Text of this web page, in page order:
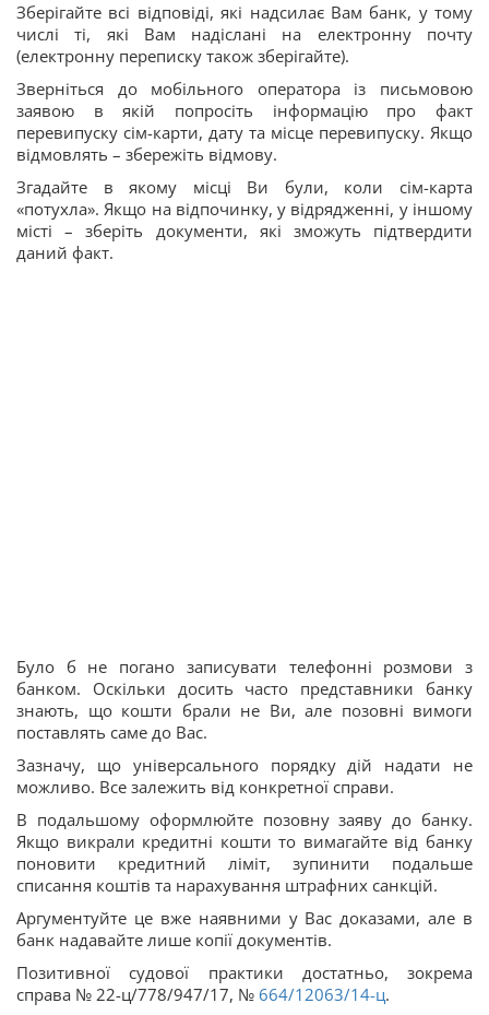
Зберігайте всі відповіді, які надсилає Вам банк, у тому
числі ті, які Вам надіслані на електронну почту
(електронну переписку також зберігайте).
Зверніться до мобільного оператора із письмовою
заявою в якій попросіть інформацію про факт
перевипуску сім-карти, дату та місце перевипуску. Якщо
відмовлять – збережіть відмову.
Згадайте в якому місці Ви були, коли сім-карта
«потухла». Якщо на відпочинку, у відрядженні, у іншому
місті – зберіть документи, які зможуть підтвердити
даний факт.
Було б не погано записувати телефонні розмови з
банком. Оскільки досить часто представники банку
знають, що кошти брали не Ви, але позовні вимоги
поставлять саме до Вас.
Зазначу, що універсального порядку дій надати не
можливо. Все залежить від конкретної справи.
В подальшому оформлюйте позовну заяву до банку.
Якщо викрали кредитні кошти то вимагайте від банку
поновити кредитний ліміт, зупинити подальше
списання коштів та нарахування штрафних санкцій.
Аргументуйте це вже наявними у Вас доказами, але в
банк надавайте лише копії документів.
Позитивної судової практики достатньо, зокрема
справа № 22-ц/778/947/17, № 664/12063/14-ц.